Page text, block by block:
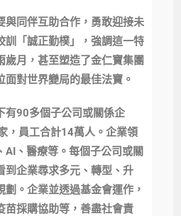
與同伴互助合作，勇敢迎接未
訓「誠正勤樸」，強調這一特
歲月，甚至塑造了金仁寶集團
對世界變局的最佳法寶。
有90多個子公司或關係企
，員工合計14萬人。企業領
AI、醫療等。每個子公司或關
到企業尋求多元、轉型、升
劃。企業並透過基金會運作，
苗採購協助等，善盡社會責